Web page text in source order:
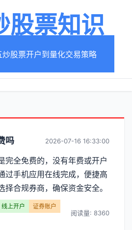
股票知识
股票开户到量化交易策略
吗 2026-07-16 16:33:00
完全免费的，没有年费或开户
过手机应用在线完成，便捷高
择合规券商，确保资金安全。
线上开户
证券账户
阅读量: 8360